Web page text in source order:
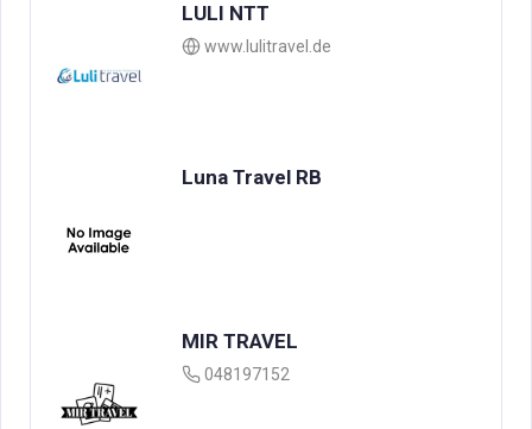
LULI NTT
www.lulitravel.de
Luna Travel RB
MIR TRAVEL
048197152